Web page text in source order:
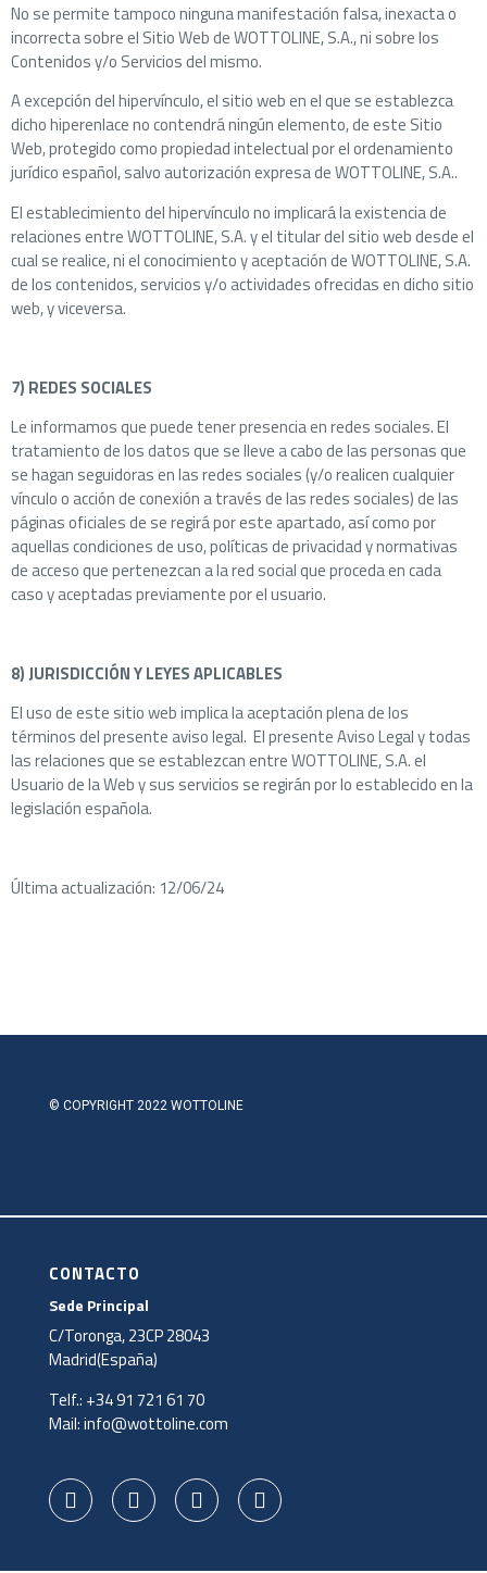
No se permite tampoco ninguna manifestación falsa, inexacta o
incorrecta sobre el Sitio Web de WOTTOLINE, S.A., ni sobre los
Contenidos y/o Servicios del mismo.
A excepción del hipervínculo, el sitio web en el que se establezca
dicho hiperenlace no contendrá ningún elemento, de este Sitio
Web, protegido como propiedad intelectual por el ordenamiento
jurídico español, salvo autorización expresa de WOTTOLINE, S.A..
El establecimiento del hipervínculo no implicará la existencia de
relaciones entre WOTTOLINE, S.A. y el titular del sitio web desde el
cual se realice, ni el conocimiento y aceptación de WOTTOLINE, S.A.
de los contenidos, servicios y/o actividades ofrecidas en dicho sitio
web, y viceversa.
7) REDES SOCIALES
Le informamos que puede tener presencia en redes sociales. El
tratamiento de los datos que se lleve a cabo de las personas que
se hagan seguidoras en las redes sociales (y/o realicen cualquier
vínculo o acción de conexión a través de las redes sociales) de las
páginas oficiales de se regirá por este apartado, así como por
aquellas condiciones de uso, políticas de privacidad y normativas
de acceso que pertenezcan a la red social que proceda en cada
caso y aceptadas previamente por el usuario.
8) JURISDICCIÓN Y LEYES APLICABLES
El uso de este sitio web implica la aceptación plena de los
términos del presente aviso legal. El presente Aviso Legal y todas
las relaciones que se establezcan entre WOTTOLINE, S.A. el
Usuario de la Web y sus servicios se regirán por lo establecido en la
legislación española.
Última actualización: 12/06/24
© COPYRIGHT 2022 WOTTOLINE
CONTACTO
Sede Principal
C/Toronga, 23CP 28043
Madrid(España)
Telf.: +34 91 721 61 70
Mail:info@wottoline.com